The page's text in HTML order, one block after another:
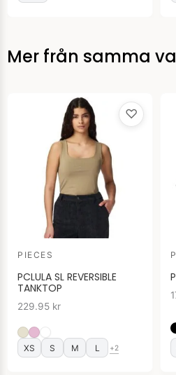
Mer från samma
♡
PIECES
PCLULA SL REVERSIBLE
TANKTOP
229.95 kr
XS S M L +2